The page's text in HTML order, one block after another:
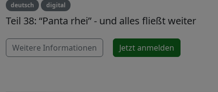
deutsch digital
Teil 38: “Panta rhei” - und alles fließt weiter
Weitere Informationen Jetzt anmelden